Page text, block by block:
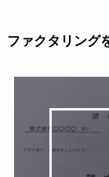
ファクタリング